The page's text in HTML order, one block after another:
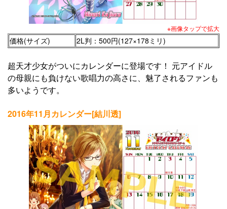
※画像タップで拡大
価格(サイズ) 2L判：500円(127×178ミリ)
超天才少女がついにカレンダーに登場です！ 元アイドル
の母親にも負けない歌唱力の高さに、魅了されるファンも
多いようです。
2016年11月カレンダー[結川透]